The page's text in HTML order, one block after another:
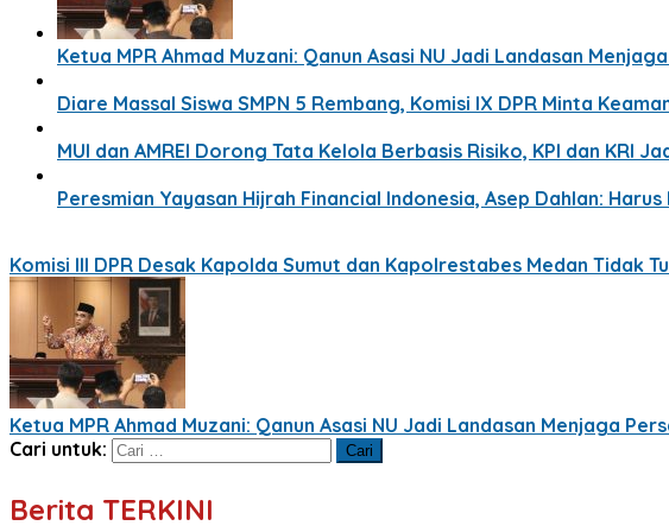
Ketua MPR Ahmad Muzani: Qanun Asasi NU Jadi Landasan
Diare Massal Siswa SMPN 5 Rembang, Komisi IX DPR Minta
MUI dan AMREI Dorong Tata Kelola Berbasis Risiko, KPI dan KRI
Peresmian Yayasan Hijrah Financial Indonesia, Asep Dahlan:
Komisi III DPR Desak Kapolda Sumut dan Kapolrestabes Medan Tidak
Ketua MPR Ahmad Muzani: Qanun Asasi NU Jadi Landasan Menjaga
Cari untuk:
Berita TERKINI